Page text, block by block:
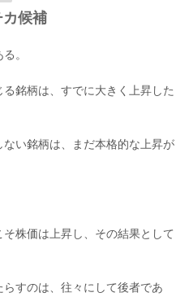
候補
。
銘柄は、すでに大きく上昇した
い銘柄は、まだ本格的な上昇が
株価は上昇し、その結果として
すのは、往々にして後者であ